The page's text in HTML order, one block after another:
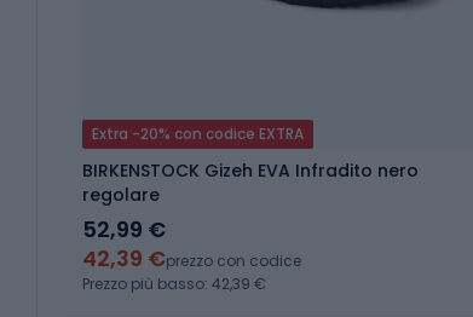
Extra -20% con codice EXTRA
BIRKENSTOCK Gizeh EVA Infradito nero
regolare
52,99 €
42,39 €prezzo con codice
Prezzo più basso: 42,39 €